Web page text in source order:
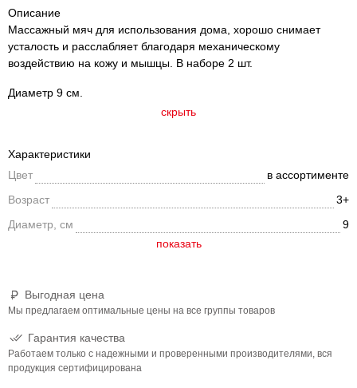
Описание
Массажный мяч для использования дома, хорошо снимает
усталость и расслабляет благодаря механическому
воздействию на кожу и мышцы. В наборе 2 шт.
Диаметр 9 см.
скрыть
Выгодная цена
Мы предлагаем оптимальные цены на все группы товаров
Гарантия качества
Работаем только с надежными и проверенными производителями, вся
продукция сертифицирована
Характеристики
Цвет
в ассортименте
Возраст
3+
Диаметр, см
9